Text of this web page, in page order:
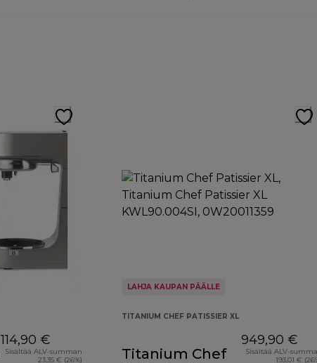
114,90 €
Sisältää ALV-summan
23,35 € (26%)
LAHJA KAUPAN PÄÄLLE
TITANIUM CHEF PATISSIER XL
Titanium Chef
949,90 €
Sisältää ALV-
193,01 €